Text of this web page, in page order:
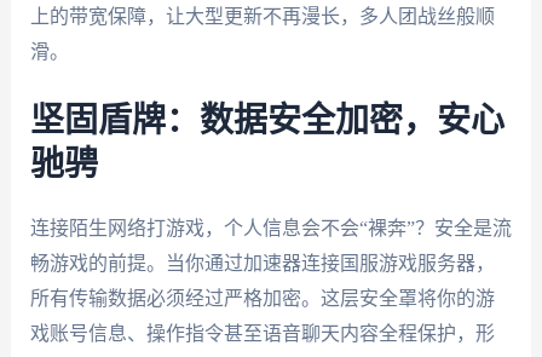
上的带宽保障，让大型更新不再漫长，多人团战丝般顺
滑。
坚固盾牌：数据安全加密，安心
驰骋
连接陌生网络打游戏，个人信息会不会“裸奔”？安全是流
畅游戏的前提。当你通过加速器连接国服游戏服务器，
所有传输数据必须经过严格加密。这层安全罩将你的游
戏账号信息、操作指令甚至语音聊天内容全程保护，形